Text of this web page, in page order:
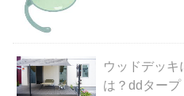
ウッドデッキ
は？ddタープ